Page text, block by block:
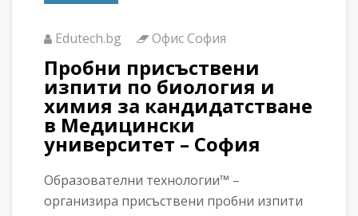
Edutech.bg Офис София
Пробни присъствени
изпити по биология и
химия за кандидатстване
в Медицински
университет – София
Образователни технологии™ –
организира присъствени пробни изпити